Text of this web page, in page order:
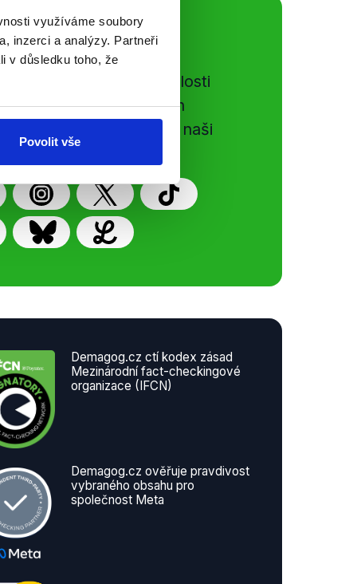
využíváme soubory
inzerci a analýzy. Partneři
v důsledku toho, že
Povolit vše
sítě
si ujít nejnovější události
Sdílením našich
přátelům podpoříte naši
Demagog.cz ctí kodex zásad
Mezinárodní fact-checkingové
organizace (IFCN)
Demagog.cz ověřuje pravdivost
vybraného obsahu pro
společnost Meta